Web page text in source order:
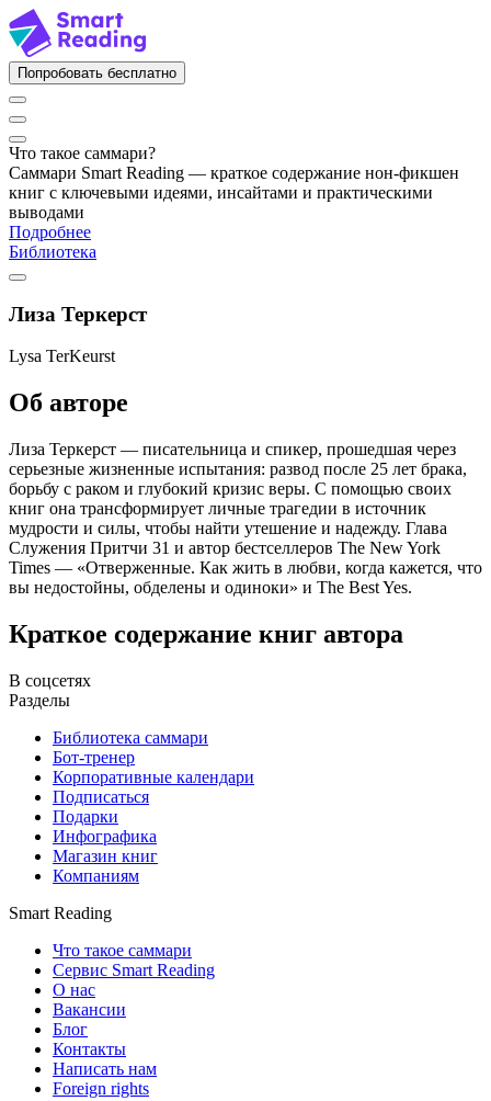
Попробовать бесплатно
Что такое саммари?
Саммари Smart Reading — краткое содержание нон-фикшен
книг с ключевыми идеями, инсайтами и практическими
выводами
Подробнее
Библиотека
Лиза Теркерст
Lysa TerKeurst
Об авторе
Лиза Теркерст — писательница и спикер, прошедшая через
серьезные жизненные испытания: развод после 25 лет брака,
борьбу с раком и глубокий кризис веры. С помощью своих
книг она трансформирует личные трагедии в источник
мудрости и силы, чтобы найти утешение и надежду. Глава
Служения Притчи 31 и автор бестселлеров The New York
Times — «Отверженные. Как жить в любви, когда кажется, что
вы недостойны, обделены и одиноки» и The Best Yes.
Краткое содержание книг автора
В соцсетях
Разделы
Библиотека саммари
Бот-тренер
Корпоративные календари
Подписаться
Подарки
Инфографика
Магазин книг
Компаниям
Smart Reading
Что такое саммари
Сервис Smart Reading
О нас
Вакансии
Блог
Контакты
Написать нам
Foreign rights